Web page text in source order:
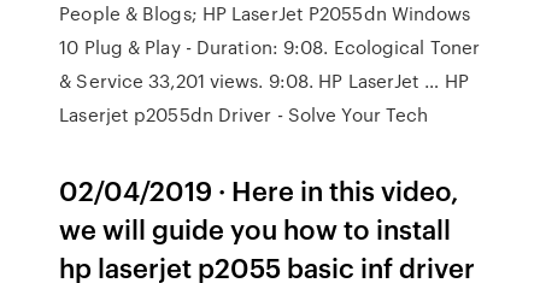
People & Blogs; HP LaserJet P2055dn Windows
10 Plug & Play - Duration: 9:08. Ecological Toner
& Service 33,201 views. 9:08. HP LaserJet … HP
Laserjet p2055dn Driver - Solve Your Tech
02/04/2019 · Here in this video,
we will guide you how to install
hp laserjet p2055 basic inf driver